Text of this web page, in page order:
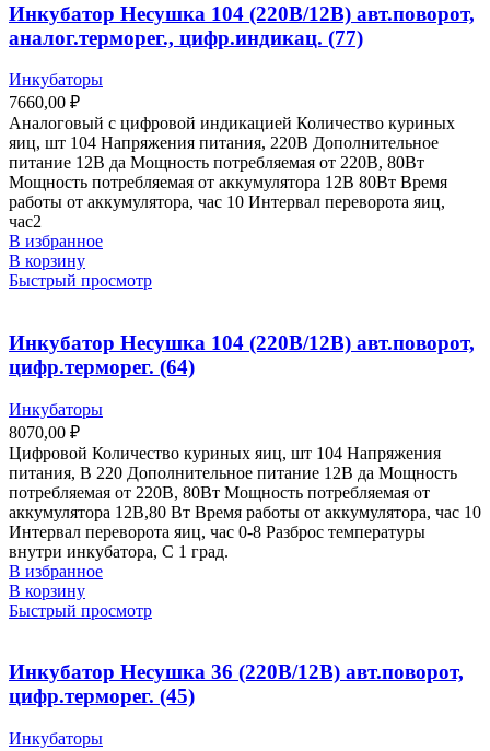
Инкубатор Несушка 104 (220В/12В) авт.поворот,
аналог.терморег., цифр.индикац. (77)
Инкубаторы
7660,00 ₽
Аналоговый с цифровой индикацией Количество куриных
яиц, шт 104 Напряжения питания, 220В Дополнительное
питание 12В да Мощность потребляемая от 220В, 80Вт
Мощность потребляемая от аккумулятора 12В 80Вт Время
работы от аккумулятора, час 10 Интервал переворота яиц,
час2
В избранное
В корзину
Быстрый просмотр
Инкубатор Несушка 104 (220В/12В) авт.поворот,
цифр.терморег. (64)
Инкубаторы
8070,00 ₽
Цифровой Количество куриных яиц, шт 104 Напряжения
питания, В 220 Дополнительное питание 12В да Мощность
потребляемая от 220В, 80Вт Мощность потребляемая от
аккумулятора 12В,80 Вт Время работы от аккумулятора, час 10
Интервал переворота яиц, час 0-8 Разброс температуры
внутри инкубатора, С 1 град.
В избранное
В корзину
Быстрый просмотр
Инкубатор Несушка 36 (220В/12В) авт.поворот,
цифр.терморег. (45)
Инкубаторы